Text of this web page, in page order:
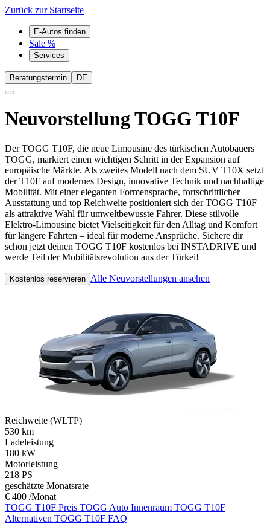
Zurück zur Startseite
E-Autos finden
Sale %
Services
Beratungstermin DE
NeuvorstellungTOGG T10F
Der TOGG T10F, die neue Limousine des türkischen Autobauers
TOGG, markiert einen wichtigen Schritt in der Expansion auf
europäische Märkte. Als zweites Modell nach dem SUV T10X setzt
der T10F auf modernes Design, innovative Technik und nachhaltige
Mobilität. Mit einer eleganten Formensprache, fortschrittlicher
Ausstattung und top Reichweite positioniert sich der TOGG T10F
als attraktive Wahl für umweltbewusste Fahrer. Diese stilvolle
Elektro-Limousine bietet Vielseitigkeit für den Alltag und Komfort
für längere Fahrten – ideal für moderne Ansprüche. Sichere dir
schon jetzt deinen TOGG T10F kostenlos bei INSTADRIVE und
werde Teil der Mobilitätsrevolution aus der Türkei!
Kostenlos reservieren Alle Neuvorstellungen ansehen
Reichweite (WLTP)
530 km
Ladeleistung
180 kW
Motorleistung
218 PS
geschätzte Monatsrate
€ 400 /Monat
TOGG T10F Preis TOGG Auto Innenraum TOGG T10F
Alternativen TOGG T10F FAQ